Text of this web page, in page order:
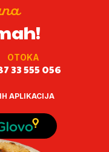
OTOKA
33 555 056
APLIKACIJA